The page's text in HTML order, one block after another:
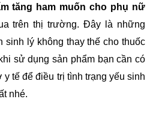
tăng ham muốn cho phụ nữ
trên thị trường. Đây là những
sinh lý không thay thế cho thuốc
sử dụng sản phẩm bạn cần có
tế để điều trị tình trạng yếu sinh
nhé.